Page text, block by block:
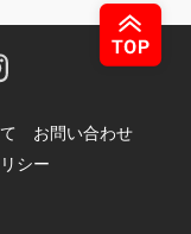
お問い合わせ
シー